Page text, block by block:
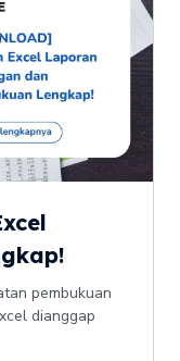
pembukuan
dianggap